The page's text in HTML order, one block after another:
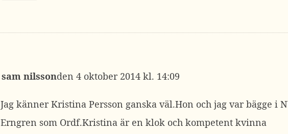
sam nilsson 4 oktober 2014 kl. 14:09
Jag känner Kristina Persson ganska väl.Hon och jag var bägge i
Erngren som Ordf.Kristina är en klok och kompetent kvinna